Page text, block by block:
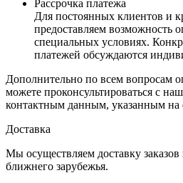
Рассрочка платежа
Для постоянных клиентов и
предоставляем возможность
специальных условиях.
платежей обсуждаются
Дополнительно по всем вопросам
можете проконсультироваться с
контактным данным, указанным на
Доставка
Мы осуществляем доставку
ближнего зарубежья.